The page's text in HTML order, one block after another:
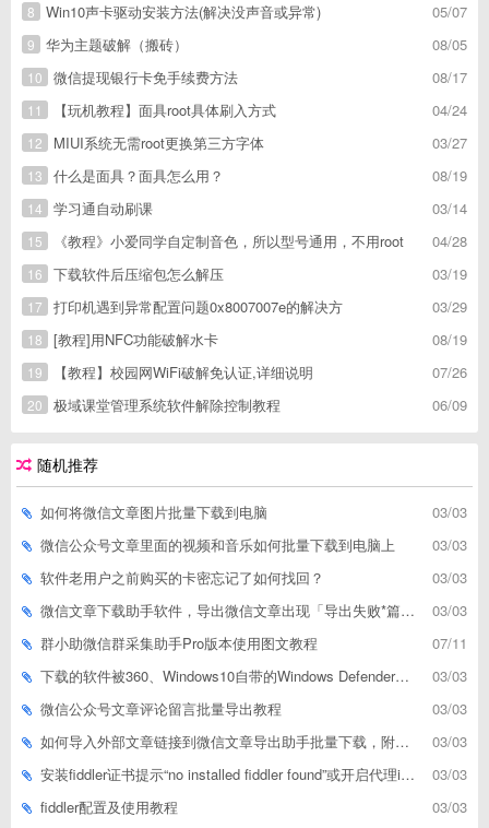
05/07
8
Win10声卡驱动安装方法(解决没声音或异常)
08/05
9
华为主题破解（搬砖）
08/17
10
微信提现银行卡免手续费方法
04/24
11
【玩机教程】面具root具体刷入方式
03/27
12
MIUI系统无需root更换第三方字体
08/19
13
什么是面具？面具怎么用？
03/14
14
学习通自动刷课
04/28
15
《教程》小爱同学自定制音色，所以型号通用，不用root
03/19
16
下载软件后压缩包怎么解压
03/29
17
打印机遇到异常配置问题0x8007007e的解决方
08/19
18
[教程]用NFC功能破解水卡
07/26
19
【教程】校园网WiFi破解免认证,详细说明
06/09
20 极域课堂管理系统软件解除控制教程
随机推荐
03/03
如何将微信文章图片批量下载到电脑
03/03
微信公众号文章里面的视频和音乐如何批量下载到电脑上
03/03
软件老用户之前购买的卡密忘记了如何找回？
03/03
微信文章下载助手软件，导出微信文章出现「导出失败*篇」如何解决
07/11
群小助微信群采集助手Pro版本使用图文教程
03/03
下载的软件被360、Windows10自带的Windows Defender、腾讯管家等杀毒软件误删了怎么解决
03/03
微信公众号文章评论留言批量导出教程
03/03
如何导入外部文章链接到微信文章导出助手批量下载，附上3种方式
03/03
安装fiddler证书提示“no installed fiddler found”或开启代理ip失败
03/03
fiddler配置及使用教程